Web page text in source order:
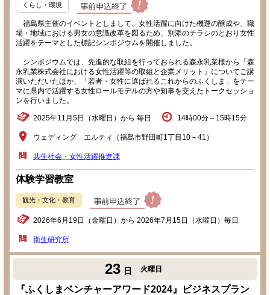
くらし・環境
福島県主催のイベントとしまして、女性活躍に向けた機運の醸成や、職
場・地域における男女の意識改革を図るため、別添のチラシのとおり女性
活躍をテーマとした標記シンポジウムを開催しました。
シンポジウムでは、先進的な取組を行っておられる森永乳業様から「森
永乳業株式会社における女性活躍等の取組と企業メリット」についてご講
演いただいたほか、「若者・女性に選ばれるこれからのふくしま」をテー
マに県内で活躍する女性ロールモデルの方や知事を交えたトークセッショ
ンを行いました。
2025年11月5日（水曜日）から 毎日 14時00分～15時15分
ウェディング エルティ（福島市野田町1丁目10－41）
共生社会・女性活躍推進課
体験学習教室
観光・文化・教育
2026年6月19日（金曜日）から 2026年7月15日（水曜日）毎日
衛生研究所
23 日 火曜日
『ふくしまベンチャーアワード2024』ビジネスプラン